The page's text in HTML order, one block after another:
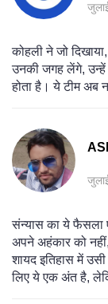
कोहली ने जो
उनकी जगह लेंगे, उन्हें
होता है। ये टीम अब
संन्यास का ये फैसला
अपने अहंकार को नहीं,
शायद इतिहास में
लिए ये एक अंत है,